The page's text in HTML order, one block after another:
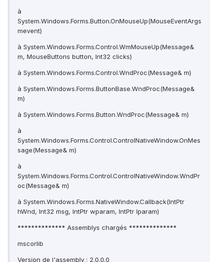
à
System.Windows.Forms.Button.OnMouseUp(MouseEventArgs
mevent)
à System.Windows.Forms.Control.WmMouseUp(Message&
m, MouseButtons button, Int32 clicks)
à System.Windows.Forms.Control.WndProc(Message& m)
à System.Windows.Forms.ButtonBase.WndProc(Message&
m)
à System.Windows.Forms.Button.WndProc(Message& m)
à
System.Windows.Forms.Control.ControlNativeWindow.OnMes
sage(Message& m)
à
System.Windows.Forms.Control.ControlNativeWindow.WndPr
oc(Message& m)
à System.Windows.Forms.NativeWindow.Callback(IntPtr
hWnd, Int32 msg, IntPtr wparam, IntPtr lparam)
************** Assemblys chargés **************
mscorlib
Version de l'assembly : 2.0.0.0